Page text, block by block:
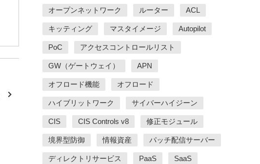
オープンネットワーク ルーター ACL
キッティング マスタイメージ Autopilot
PoC アクセスコントロールリスト
GW（ゲートウェイ） APN
オフロード機能 オフロード
ハイブリットワーク サイバーハイジーン
CIS CIS Controls v8 修正モジュール
境界型防御 情報資産 パッチ配信サーバー
ディレクトリサービス PaaS SaaS